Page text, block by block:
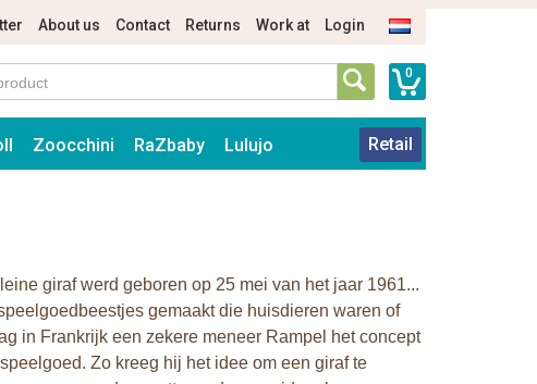
About us Contact Returns Work at Login
0
Zoocchini RaZbaby Lulujo Retail
giraf werd geboren op 25 mei van het jaar 1961...
gemaakt die huisdieren waren of
in Frankrijk een zekere meneer Rampel het concept
Zo kreeg hij het idee om een giraf te